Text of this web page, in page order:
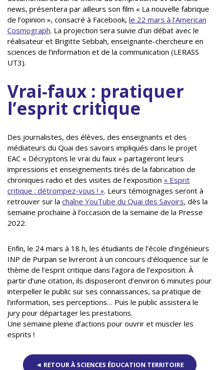
news, présentera par ailleurs son film « La nouvelle fabrique
de l’opinion », consacré à Facebook, le 22 mars à l’American
Cosmograph. La projection sera suivie d’un débat avec le
réalisateur et Brigitte Sebbah, enseignante-chercheure en
sciences de l’information et de la communication (LERASS
UT3).
Vrai-faux : pratiquer
l’esprit critique
Des journalistes, des élèves, des enseignants et des
médiateurs du Quai des savoirs impliqués dans le projet
EAC « Décryptons le vrai du faux » partageront leurs
impressions et enseignements tirés de la fabrication de
chroniques radio et des visites de l’exposition « Esprit
critique : détrompez-vous ! ». Leurs témoignages seront à
retrouver sur la chaîne YouTube du Quai des Savoirs, dès la
semaine prochaine à l’occasion de la semaine de la Presse
2022.
Enfin, le 24 mars à 18 h, les étudiants de l’école d’ingénieurs
INP de Purpan se livreront à un concours d’éloquence sur le
thème de l’esprit critique dans l’agora de l’exposition. À
partir d’une citation, ils disposeront d’environ 6 minutes pour
interpeller le public sur ses connaissances, sa pratique de
l’information, ses perceptions… Puis le public assistera le
jury pour départager les prestations.
Une semaine pleine d’actions pour ouvrir et muscler les
esprits !
◄ RETOUR À SCIENCES ÉDUCATION TERRITOIRE